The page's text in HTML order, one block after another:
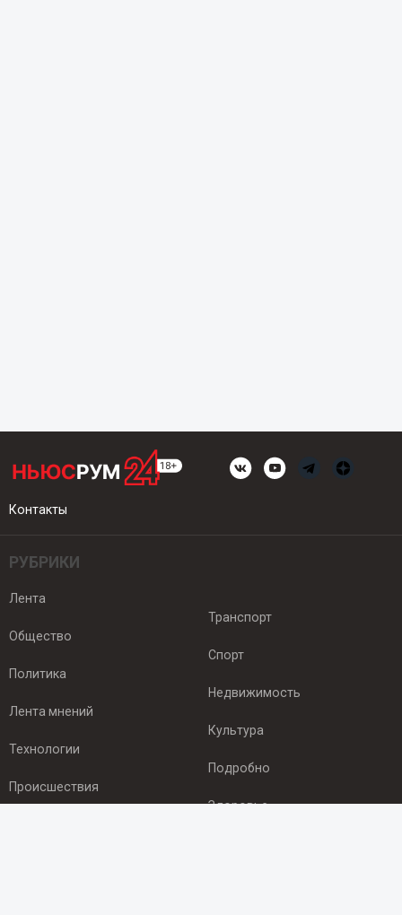
Контакты
РУБРИКИ
Лента
Общество
Политика
Лента мнений
Технологии
Происшествия
Транспорт
Спорт
Недвижимость
Культура
Подробно
Здоровье